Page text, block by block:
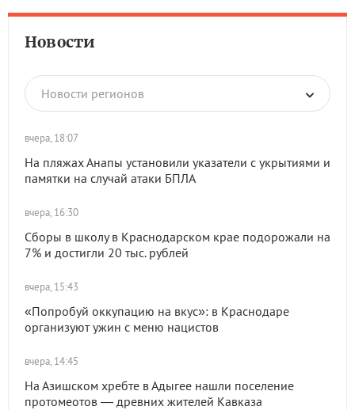
Новости
Новости регионов
вчера, 18:07
На пляжах Анапы установили указатели с укрытиями и
памятки на случай атаки БПЛА
вчера, 16:30
Сборы в школу в Краснодарском крае подорожали на
7% и достигли 20 тыс. рублей
вчера, 15:43
«Попробуй оккупацию на вкус»: в Краснодаре
организуют ужин с меню нацистов
вчера, 14:45
На Азишском хребте в Адыгее нашли поселение
протомеотов — древних жителей Кавказа